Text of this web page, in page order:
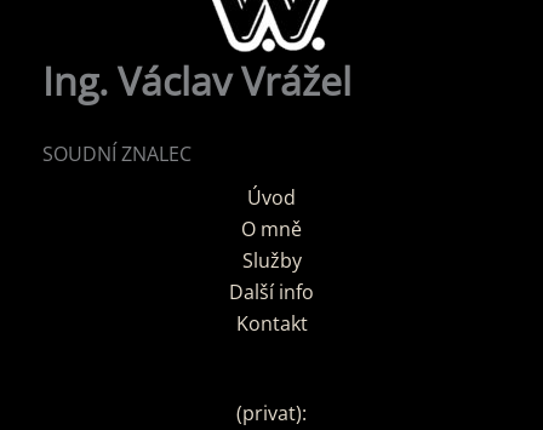
Ing. Václav Vrážel
SOUDNÍ ZNALEC
Úvod
O mně
Služby
Další info
Kontakt
(privat):